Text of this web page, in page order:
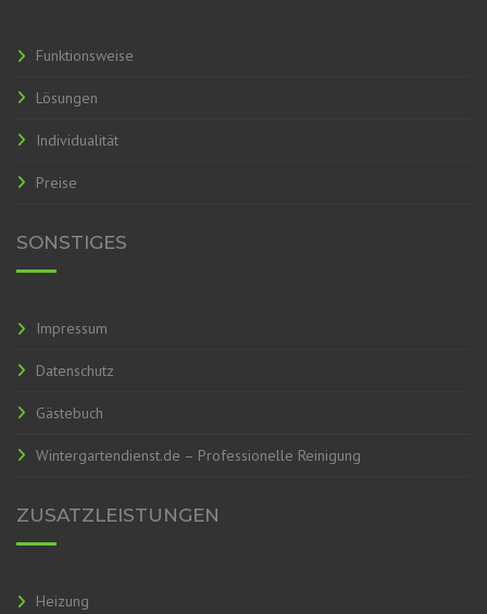
Funktionsweise
Lösungen
Individualität
Preise
SONSTIGES
Impressum
Datenschutz
Gästebuch
Wintergartendienst.de – Professionelle Reinigung
ZUSATZLEISTUNGEN
Heizung